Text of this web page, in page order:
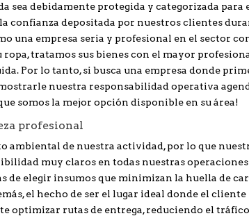
sea debidamente protegida y categorizada
confianza depositada por nuestros clientes
una empresa seria y profesional en el sector
ropa, tratamos sus bienes con el mayor
Por lo tanto, si busca una empresa donde
nuestra responsabilidad operativa
somos la mejor opción disponible en su área!
profesional
ambiental de nuestra actividad, por lo que
muy claros en todas nuestras
de elegir insumos que minimizan la huella de
el hecho de ser el lugar ideal donde el
optimizar rutas de entrega, reduciendo el